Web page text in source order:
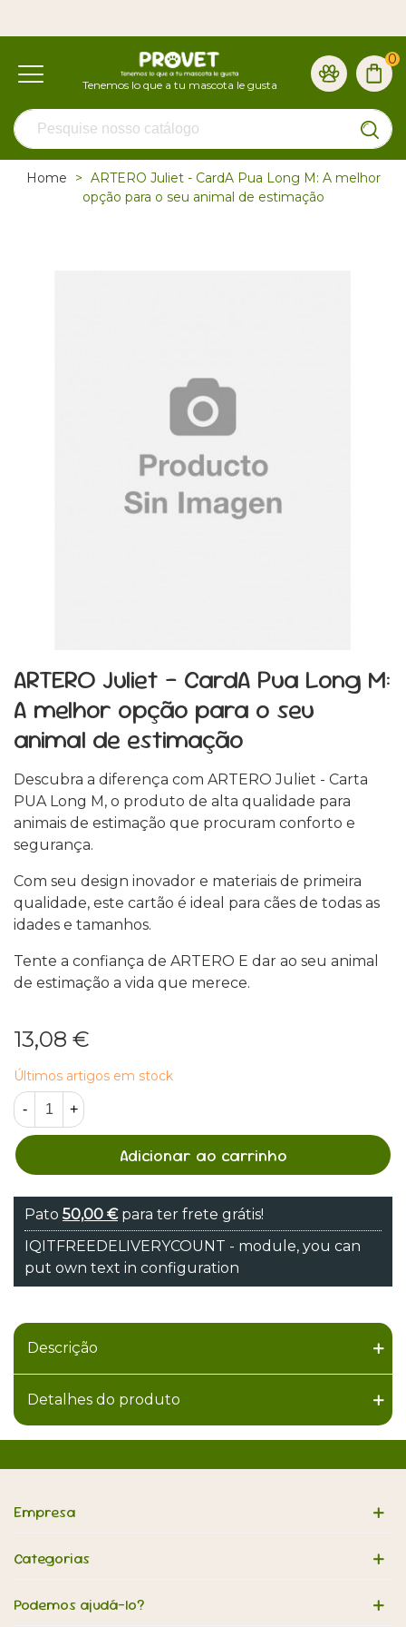
0
Home > ARTERO Juliet - CardA Pua Long M: A melhor
opção para o seu animal de estimação
ARTERO Juliet - CardA Pua Long M:
A melhor opção para o seu
animal de estimação
Descubra a diferença com ARTERO Juliet - Carta
PUA Long M, o produto de alta qualidade para
animais de estimação que procuram conforto e
segurança.
Com seu design inovador e materiais de primeira
qualidade, este cartão é ideal para cães de todas as
idades e tamanhos.
Tente a confiança de ARTERO E dar ao seu animal
de estimação a vida que merece.
13,08 €
Últimos artigos em stock
- +
Adicionar ao carrinho
Pato 50,00 €para ter frete grátis!
IQITFREEDELIVERYCOUNT - module, you can
put own text in configuration
Descrição
Detalhes do produto
Empresa
Categorias
Podemos ajudá-lo?